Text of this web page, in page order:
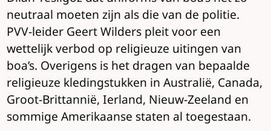
neutraal moeten zijn als die van de politie.
PVV-leider Geert Wilders pleit voor een
wettelijk verbod op religieuze uitingen van
boa’s. Overigens is het dragen van bepaalde
religieuze kledingstukken in Australië, Canada,
Groot-Brittannië, Ierland, Nieuw-Zeeland en
sommige Amerikaanse staten al toegestaan.